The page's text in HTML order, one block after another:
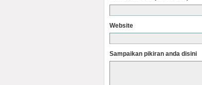
Website
Sampaikan pikiran anda disini